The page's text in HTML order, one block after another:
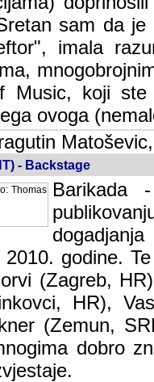
i moj web
za
ste ga
rada.
- Backstage
Barikada
2010. godine.
(Zagreb,
HR),
(Zemun,
dobro